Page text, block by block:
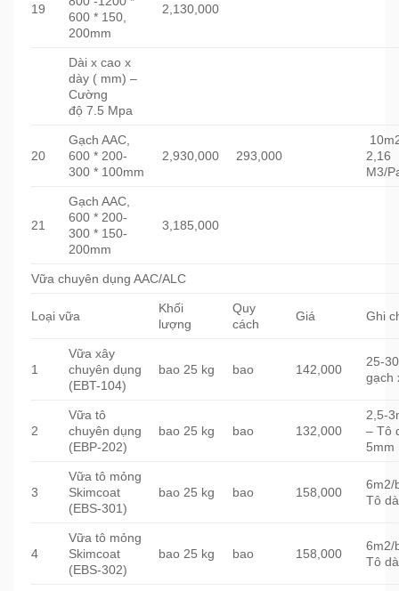
19
600 * 150,
200mm
2,130,000
Dài x cao x
dày ( mm) –
Cường
độ 7.5 Mpa
20
Gạch AAC,
600 * 200-
300 * 100mm
2,930,000 293,000
2,16
M3/
21
Gạch AAC,
600 * 200-
300 * 150-
200mm
3,185,000
Vữa chuyên dụng AAC/ALC
Loại vữa
Khối
lượng
Quy
cách
Giá Ghi
1
Vữa xây
chuyên dụng
(EBT-104)
bao 25 kg bao 142,000
25-
gạch
2
Vữa tô
chuyên dụng
(EBP-202)
bao 25 kg bao 132,000
2,5-
– Tô
5mm
3
Vữa tô mỏng
Skimcoat
(EBS-301)
bao 25 kg bao 158,000
6m2/
Tô
4
Vữa tô mỏng
Skimcoat
(EBS-302)
bao 25 kg bao 158,000
6m2/
Tô